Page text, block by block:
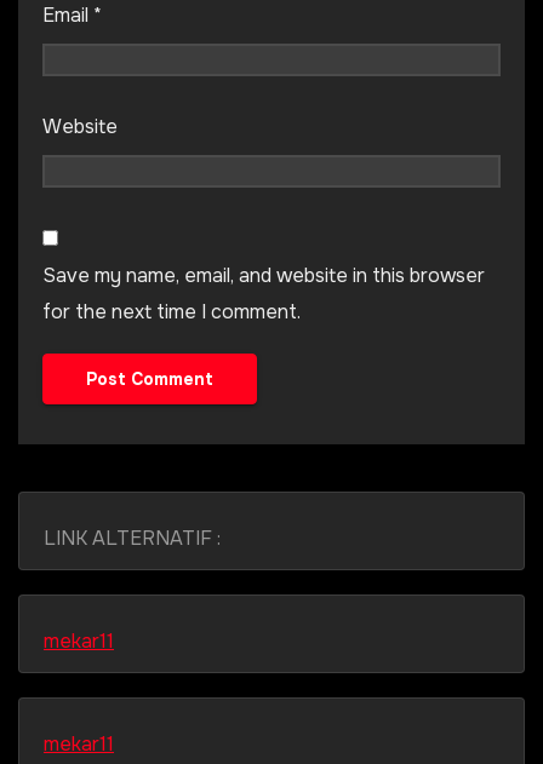
Email *
Website
Save my name, email, and website in this browser
for the next time I comment.
LINK ALTERNATIF :
mekar11
mekar11